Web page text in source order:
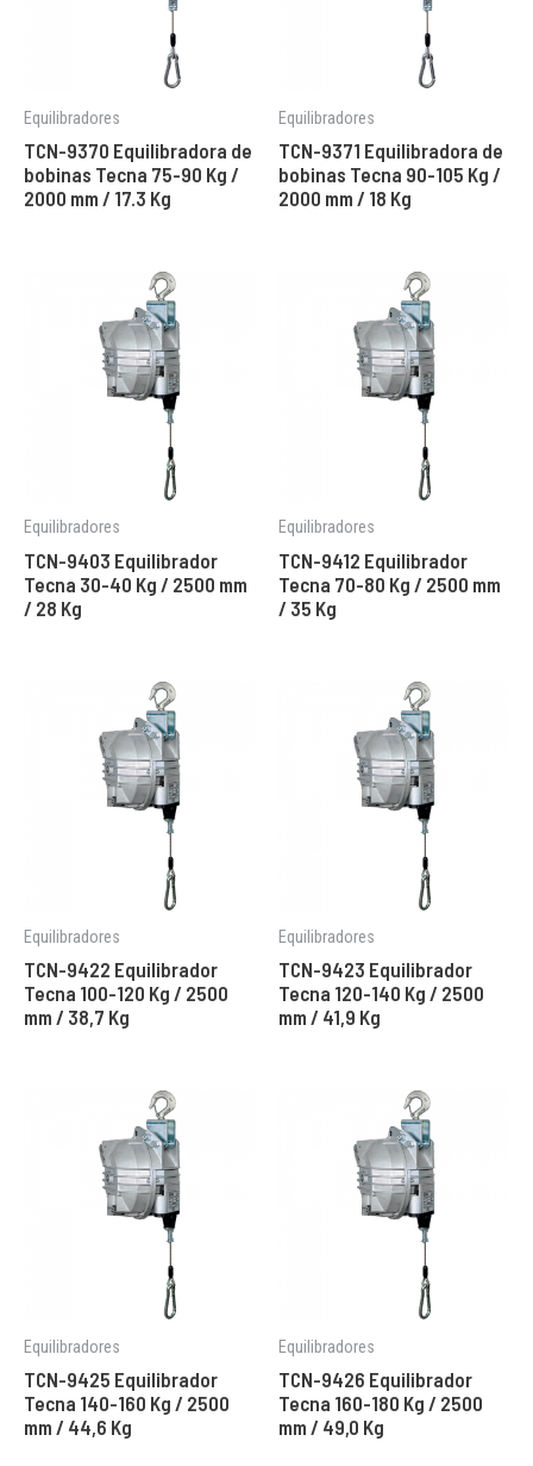
Equilibradores
TCN-9370 Equilibradora de
bobinas Tecna 75-90 Kg /
2000 mm / 17.3 Kg
Equilibradores
TCN-9371 Equilibradora de
bobinas Tecna 90-105 Kg /
2000 mm / 18 Kg
Equilibradores
TCN-9403 Equilibrador
Tecna 30-40 Kg / 2500 mm
/ 28 Kg
Equilibradores
TCN-9412 Equilibrador
Tecna 70-80 Kg / 2500 mm
/ 35 Kg
Equilibradores
TCN-9422 Equilibrador
Tecna 100-120 Kg / 2500
mm / 38,7 Kg
Equilibradores
TCN-9423 Equilibrador
Tecna 120-140 Kg / 2500
mm / 41,9 Kg
Equilibradores
TCN-9425 Equilibrador
Tecna 140-160 Kg / 2500
mm / 44,6 Kg
Equilibradores
TCN-9426 Equilibrador
Tecna 160-180 Kg / 2500
mm / 49,0 Kg